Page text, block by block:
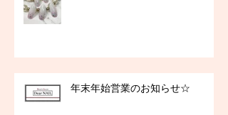
年末年始営業のお知らせ☆